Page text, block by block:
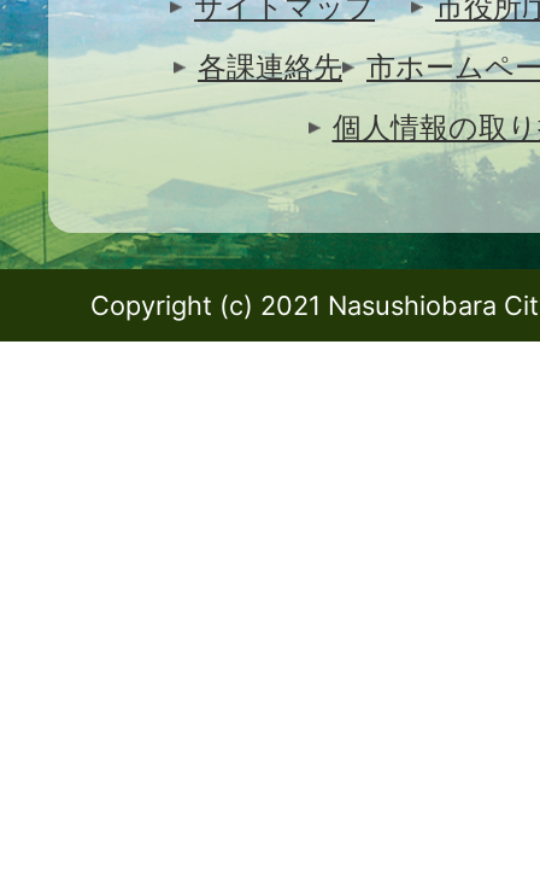
サイトマップ
市役所
各課連絡先
市ホームペ
個人情報の取
Copyright (c) 2021 Nasushiobara